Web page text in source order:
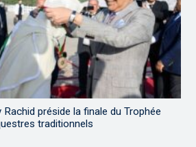
préside la finale du Trophée
traditionnels